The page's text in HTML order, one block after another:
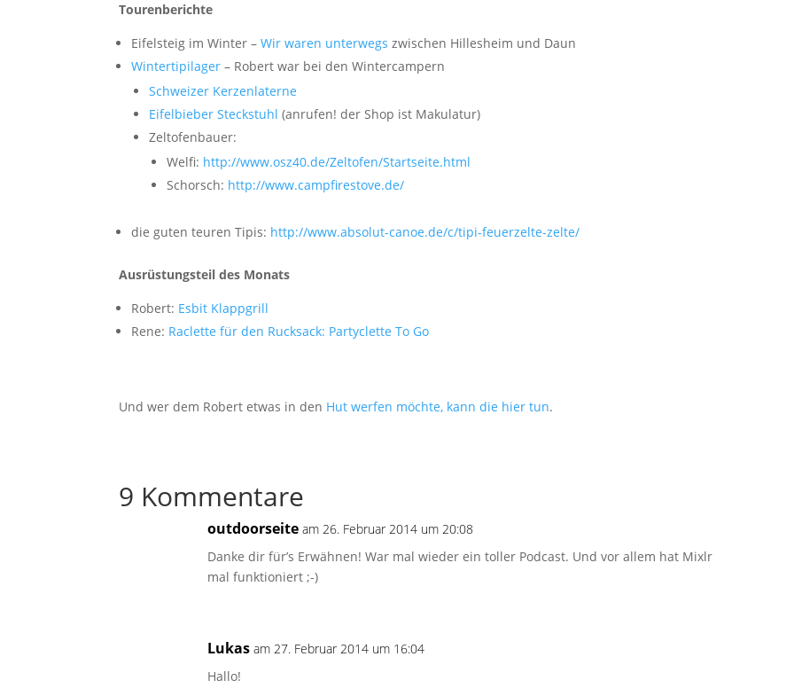
Tourenberichte
Eifelsteig im Winter –Wir waren unterwegs zwischen Hillesheim und Daun
Wintertipilager – Robert war bei den Wintercampern
Schweizer Kerzenlaterne
Eifelbieber Steckstuhl (anrufen! der Shop ist Makulatur)
Zeltofenbauer:
Welfi: http://www.osz40.de/Zeltofen/Startseite.html
Schorsch: http://www.campfirestove.de/
die guten teuren Tipis: http://www.absolut-canoe.de/c/tipi-feuerzelte-zelte/
Ausrüstungsteil des Monats
Robert: Esbit Klappgrill
Rene: Raclette für den Rucksack: Partyclette To Go
Und wer dem Robert etwas in den Hut werfen möchte, kann die hier tun.
9 Kommentare
outdoorseite am 26. Februar 2014 um 20:08
Danke dir für’s Erwähnen! War mal wieder ein toller Podcast. Und vor allem hat Mixlr
mal funktioniert ;-)
Lukas am 27. Februar 2014 um 16:04
Hallo!